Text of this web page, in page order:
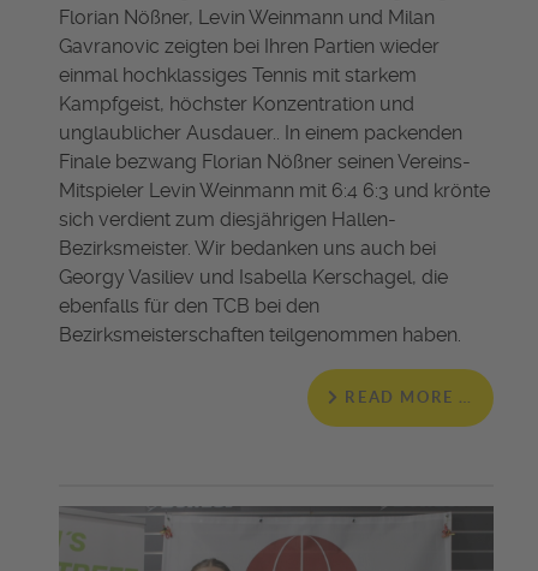
Florian Nößner, Levin Weinmann und Milan
Gavranovic zeigten bei Ihren Partien wieder
einmal hochklassiges Tennis mit starkem
Kampfgeist, höchster Konzentration und
unglaublicher Ausdauer.. In einem packenden
Finale bezwang Florian Nößner seinen Vereins-
Mitspieler Levin Weinmann mit 6:4 6:3 und krönte
sich verdient zum diesjährigen Hallen-
Bezirksmeister. Wir bedanken uns auch bei
Georgy Vasiliev und Isabella Kerschagel, die
ebenfalls für den TCB bei den
Bezirksmeisterschaften teilgenommen haben.
READ MORE …